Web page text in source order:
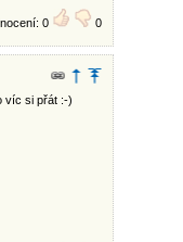
0 0
víc si přát :-)